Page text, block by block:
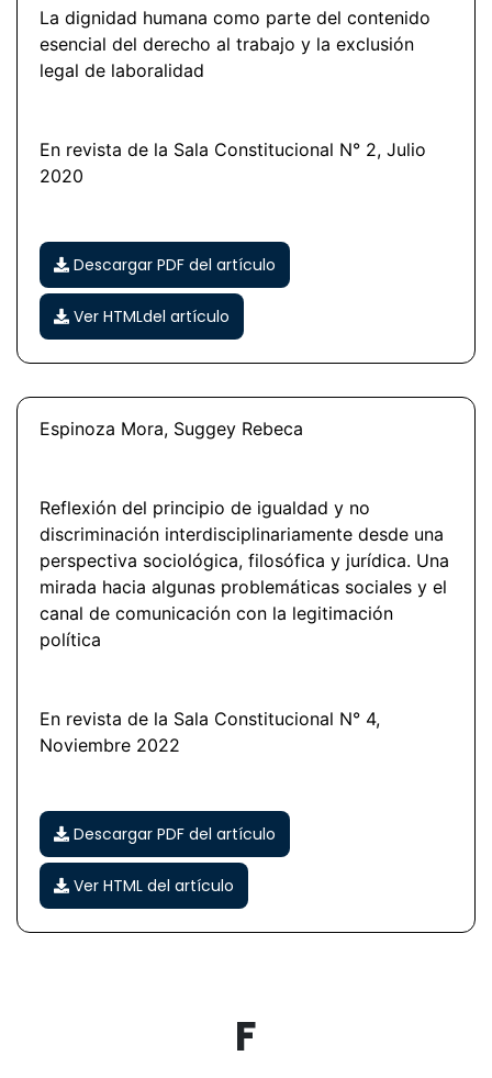
La dignidad humana como parte del contenido
esencial del derecho al trabajo y la exclusión
legal de laboralidad
En revista de la Sala Constitucional N° 2, Julio
2020
Descargar PDF del artículo
Ver HTMLdel artículo
Espinoza Mora, Suggey Rebeca
Reflexión del principio de igualdad y no
discriminación interdisciplinariamente desde una
perspectiva sociológica, filosófica y jurídica. Una
mirada hacia algunas problemáticas sociales y el
canal de comunicación con la legitimación
política
En revista de la Sala Constitucional N° 4,
Noviembre 2022
Descargar PDF del artículo
Ver HTML del artículo
F